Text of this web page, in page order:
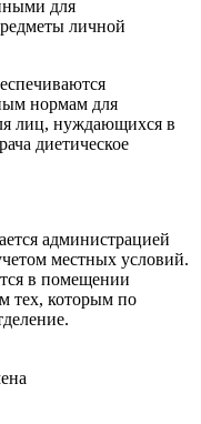
для
личной
нормам для
лиц, нуждающихся в
диетическое
администрацией
местных условий.
в помещении
тех, которым по